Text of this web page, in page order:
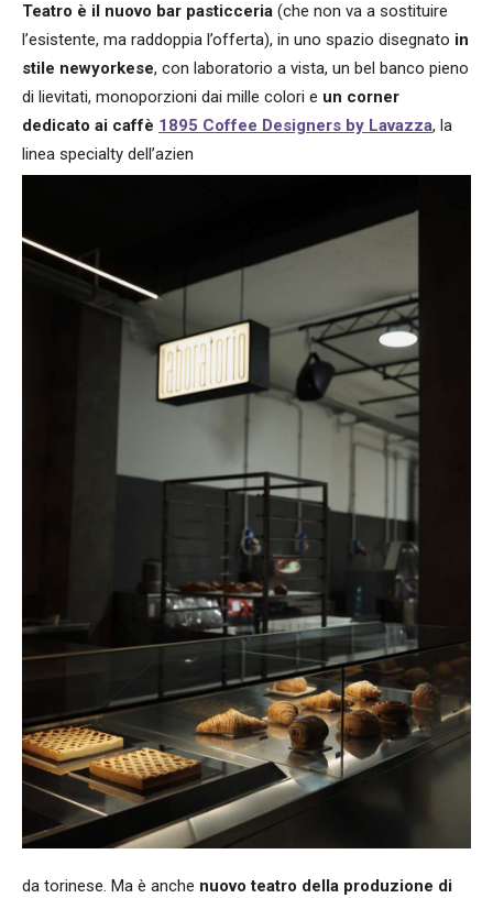
Teatro è il nuovo bar pasticceria (che non va a sostituire
l’esistente, ma raddoppia l’offerta), in uno spazio disegnato in
stile newyorkese, con laboratorio a vista, un bel banco pieno
di lievitati, monoporzioni dai mille colori e un corner
dedicato ai caffè 1895 Coffee Designers by Lavazza, la
linea specialty dell’azien
da torinese. Ma è anche nuovo teatro della produzione di